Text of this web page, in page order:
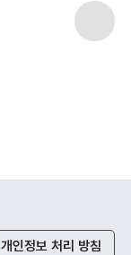
개인정보 처리 방침